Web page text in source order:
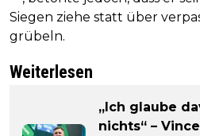
Siegen ziehe statt über
grübeln.
Weiterlesen
„Ich glaube
nichts“ –